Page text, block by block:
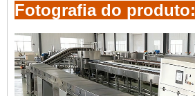
Fotografia do produto: